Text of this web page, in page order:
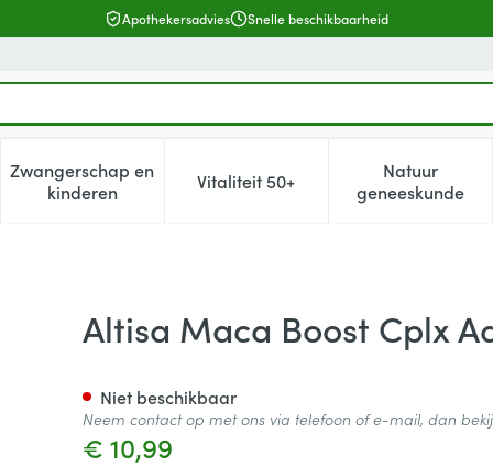
Apothekersadvies Snelle beschikbaarheid
verzorging en hygiëne categorie
voor Dieet, voeding en vitamines categorie
Zwangerschap en
kinderenToon submenu voor Zwangerschap en kinderen
Vitaliteit 50+Toon submenu voor Vitaliteit
Natuur
geneeskunde
Toon
Tabl 30
Altisa Maca Boost Cplx
€ 10,99
Niet beschikbaar
Neem contact op met ons via telefoon of e-mail, dan